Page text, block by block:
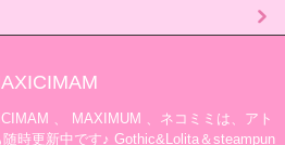
、 MAXIMUM 、ネコミミは、アト
時更新中です♪ Gothic&Lolita＆steampun